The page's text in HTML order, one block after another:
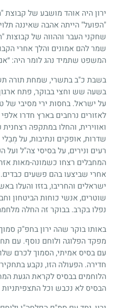
ירון היה אוהד מושבע של קבוצת
"הפועל" הייתה אהבה שאיננה
שחקני העבר וההווה של קבוצות
שמר להם אמונים והלך אחרי
המשפט שתמיד נהג לומר היה:
בשעה שש וחצי בבוקר, פתח
על ישראל. בחסות ירי מסיבי של
לאזורים נרחבים בארץ חדרו
ואווירית, והחלו במתקפה
שדרות, אופקים ונתיבות, על
רעים ונירים, על בסיסי צה"ל ועל
המחבלים רצחו כשמונה-מאות
אחרי שביצעו בהם פשעים
ישראלים והחריבו, בזזו והעלו
שוטרים, אנשי כוחות הביטחון
נפלו בקרב. בבוקר זה החלה
באותו בוקר שהה ירון בחפ"ק
מפקד הפלוגה ולוחם נוסף. עם
עם בסיס אמיתי, הסמוך לכרם
חדירה. הפעולה הזו, נקבע
הלוחמים בבסיס לקראת הגעת
הבסיס לא נכבש וכל התצפיתניות